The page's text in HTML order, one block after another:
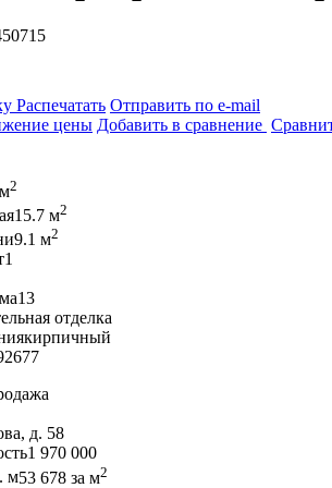
Распечатать Отправить по e-mail
цены Добавить в сравнение
2
15.7 м2
9.1 м2
1
13
отделка
кирпичный
д. 58
1 970 000
м53 678 за м2